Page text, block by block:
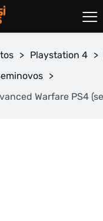
> Playstation 4 >
>
Warfare PS4